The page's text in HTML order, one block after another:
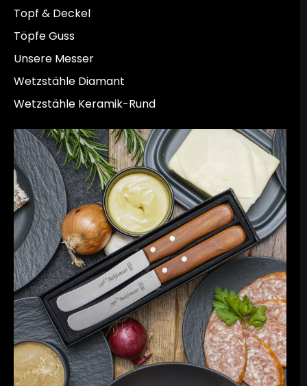
Topf & Deckel
Töpfe Guss
Unsere Messer
Wetzstähle Diamant
Wetzstähle Keramik-Rund